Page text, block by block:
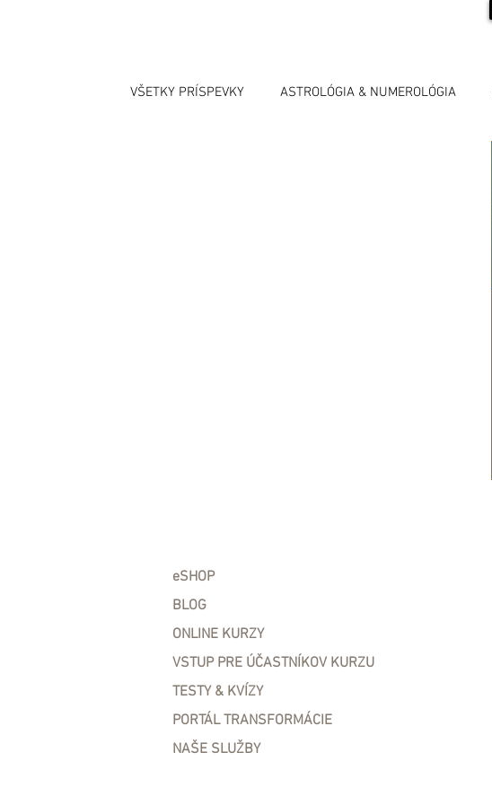
VŠETKY PRÍSPEVKY ASTROLÓGIA & NUMEROLÓGIA
eSHOP
BLOG
ONLINE KURZY
VSTUP PRE ÚČASTNÍKOV KURZU
TESTY & KVÍZY
PORTÁL TRANSFORMÁCIE
NAŠE SLUŽBY